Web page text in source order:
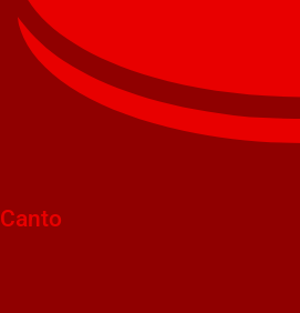
Canto